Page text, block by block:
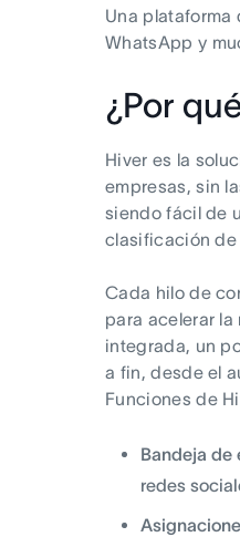
Una plataforma
WhatsApp y
¿Por
Hiver es la
empresas, sin
siendo fácil de
clasificación de
Cada hilo de
para acelerar
integrada, un
a fin, desde el
Funciones de
Bandeja de
redes